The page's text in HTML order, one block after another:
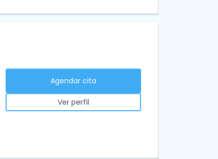
Agendar cita
Ver perfil